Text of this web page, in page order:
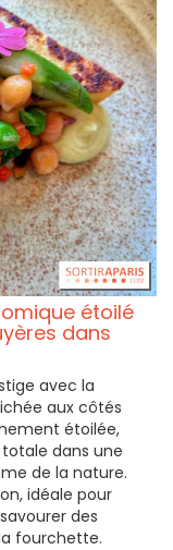
étoilé
dans
avec la
aux côtés
étoilée,
dans une
de la nature.
idéale pour
des
fourchette.